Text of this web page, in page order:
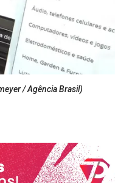
/ Agência Brasil)